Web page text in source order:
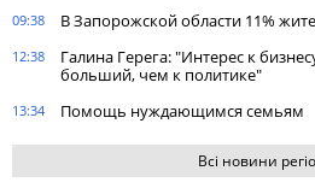
09:38 В Запорожской области 11%
12:38
Галина Герега: "Интерес к
больший, чем к политике"
13:34 Помощь нуждающимся семьям
Всі новини